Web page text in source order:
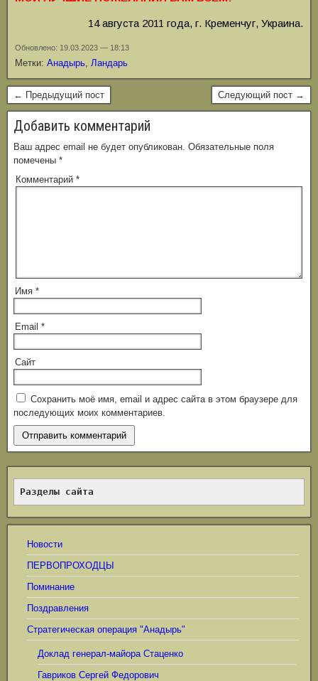
14 августа 2011 года, г. Кременчуг, Украина.
Обновлено: 19.03.2023 — 18:13
Метки: Анадырь, Ландарь
← Предыдущий пост Следующий пост →
Добавить комментарий
Ваш адрес email не будет опубликован. Обязательные поля
помечены *
Комментарий *
Имя *
Email *
Сайт
Сохранить моё имя, email и адрес сайта в этом браузере для
последующих моих комментариев.
Разделы сайта
Новости
ПЕРВОПРОХОДЦЫ
Поминание
Поздравления
Стратегическая операция "Анадырь"
Доклад генерал-майора Стаценко
Гавриков Сергей Федорович